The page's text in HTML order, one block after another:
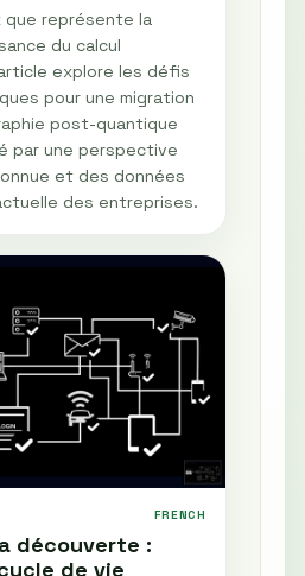
que représente la
du calcul
explore les défis
pour une migration
post-quantique
par une perspective
et des données
des entreprises.
FRENCH
découverte :
de vie